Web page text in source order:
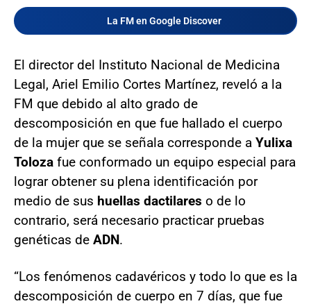
La FM en Google Discover
El director del Instituto Nacional de Medicina
Legal, Ariel Emilio Cortes Martínez, reveló a la
FM que debido al alto grado de
descomposición en que fue hallado el cuerpo
de la mujer que se señala corresponde a Yulixa
Toloza fue conformado un equipo especial para
lograr obtener su plena identificación por
medio de sus huellas dactilares o de lo
contrario, será necesario practicar pruebas
genéticas de ADN.
“Los fenómenos cadavéricos y todo lo que es la
descomposición de cuerpo en 7 días, que fue